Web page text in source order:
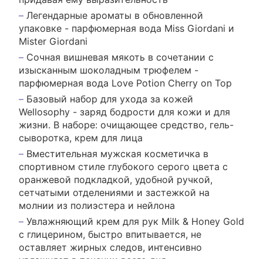
Легендарные ароматы в обновленной
упаковке - парфюмерная вода Miss Giordani и
Mister Giordani
Сочная вишневая мякоть в сочетании с
изысканным шоколадным трюфелем -
парфюмерная вода Love Potion Cherry on Top
Базовый набор для ухода за кожей
Wellosophy - заряд бодрости для кожи и для
жизни. В наборе: очищающее средство, гель-
сыворотка, крем для лица
Вместительная мужская косметичка в
спортивном стиле глубокого серого цвета с
оранжевой подкладкой, удобной ручкой,
сетчатыми отделениями и застежкой на
молнии из полиэстера и нейлона
Увлажняющий крем для рук Milk & Honey Gold
с глицерином, быстро впитывается, не
оставляет жирных следов, интенсивно